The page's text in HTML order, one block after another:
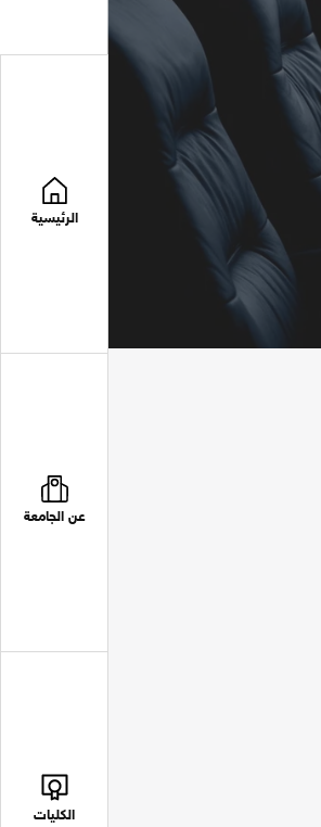
الرئيسية
عن الجامعة
الكليات